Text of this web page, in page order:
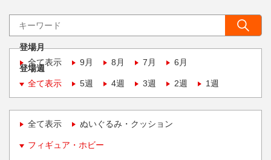
登場月
全て表示
9月 8月 7月 6月
登場週
全て表示
5週 4週 3週 2週 1週
全て表示 ぬいぐるみ・クッション
フィギュア・ホビー